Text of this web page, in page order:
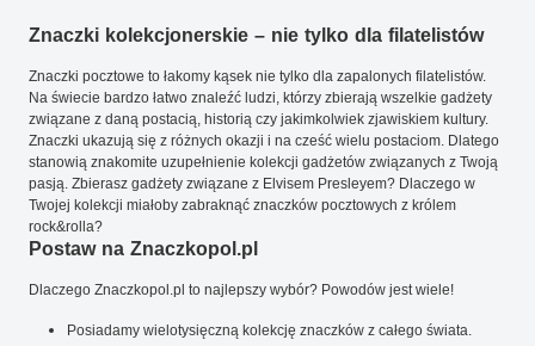
Znaczki kolekcjonerskie – nie tylko dla filatelistów
Znaczki pocztowe to łakomy kąsek nie tylko dla zapalonych filatelistów.
Na świecie bardzo łatwo znaleźć ludzi, którzy zbierają wszelkie gadżety
związane z daną postacią, historią czy jakimkolwiek zjawiskiem kultury.
Znaczki ukazują się z różnych okazji i na cześć wielu postaciom. Dlatego
stanowią znakomite uzupełnienie kolekcji gadżetów związanych z Twoją
pasją. Zbierasz gadżety związane z Elvisem Presleyem? Dlaczego w
Twojej kolekcji miałoby zabraknąć znaczków pocztowych z królem
rock&rolla?
Postaw na Znaczkopol.pl
Dlaczego Znaczkopol.pl to najlepszy wybór? Powodów jest wiele!
Posiadamy wielotysięczną kolekcję znaczków z całego świata.